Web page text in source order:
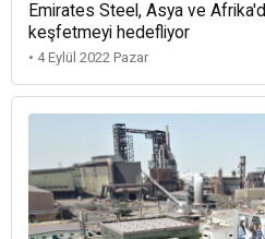
Emirates Steel, Asya ve
keşfetmeyi hedefliyor
• 4 Eylül 2022 Pazar